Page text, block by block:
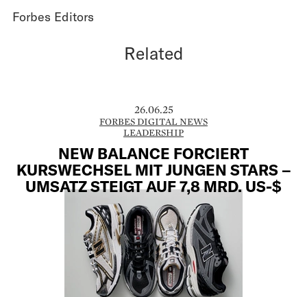
Forbes Editors
Related
26.06.25
FORBES DIGITAL NEWS
LEADERSHIP
NEW BALANCE FORCIERT
KURSWECHSEL MIT JUNGEN STARS –
UMSATZ STEIGT AUF 7,8 MRD. US-$